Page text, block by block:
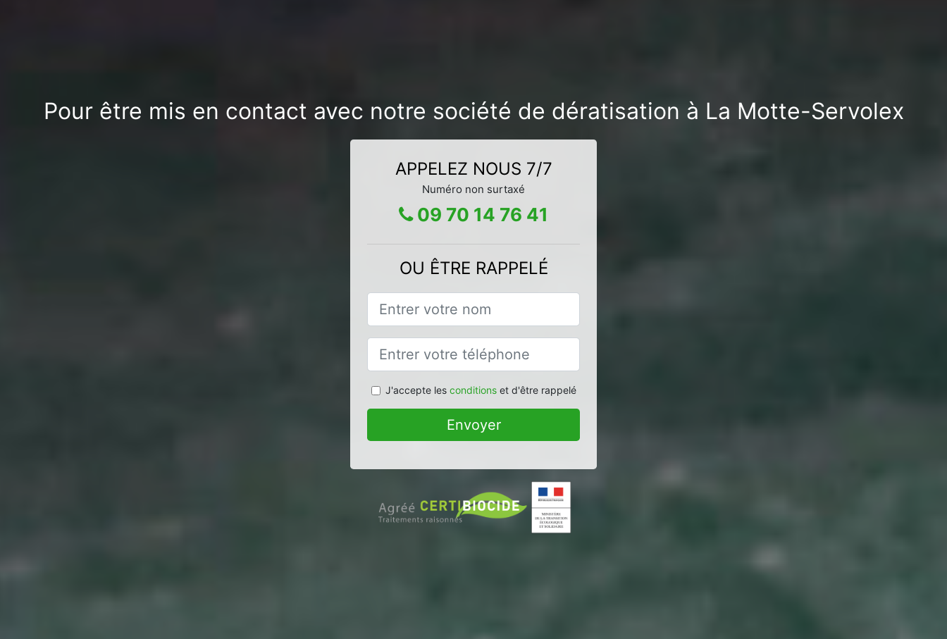
Pour être mis en contact avec notre société de dératisation à La Motte-Servolex
APPELEZ NOUS 7/7
Numéro non surtaxé
09 70 14 76 41
OU ÊTRE RAPPELÉ
J'accepte les conditionset d'être rappelé
Envoyer